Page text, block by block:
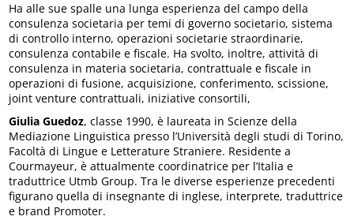
Ha alle sue spalle una lunga esperienza del campo della
consulenza societaria per temi di governo societario, sistema
di controllo interno, operazioni societarie straordinarie,
consulenza contabile e fiscale. Ha svolto, inoltre, attività di
consulenza in materia societaria, contrattuale e fiscale in
operazioni di fusione, acquisizione, conferimento, scissione,
joint venture contrattuali, iniziative consortili,
Giulia Guedoz, classe 1990, è laureata in Scienze della
Mediazione Linguistica presso l’Università degli studi di Torino,
Facoltà di Lingue e Letterature Straniere. Residente a
Courmayeur, è attualmente coordinatrice per l’Italia e
traduttrice Utmb Group. Tra le diverse esperienze precedenti
figurano quella di insegnante di inglese, interprete, traduttrice
e brand Promoter.